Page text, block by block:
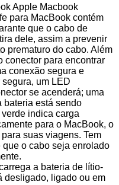
Apple Macbook
para MacBook contém
que o cabo de
dele, assim a prevenir
prematuro do cabo. Além
conector para encontrar
conexão segura e
um LED
se acenderá; uma
bateria está sendo
indica carga
para o MacBook, o
suas viagens. Tem
o cabo seja enrolado
a bateria de lítio-
desligado, ligado ou em